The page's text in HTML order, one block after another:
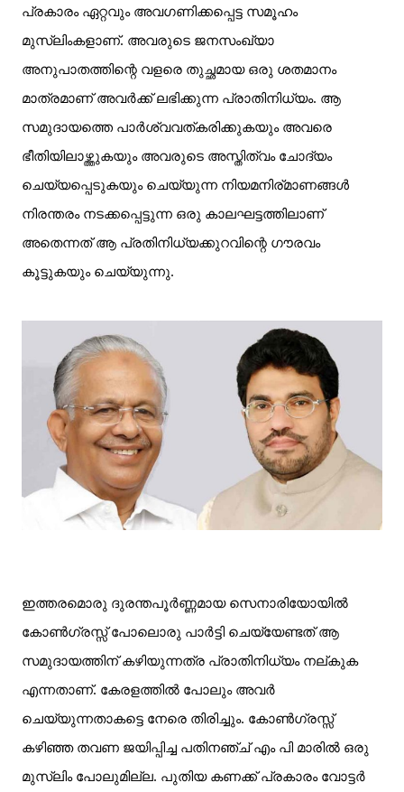
പ്രകാരം ഏറ്റവും അവഗണിക്കപ്പെട്ട സമൂഹം
മുസ്‌ലിംകളാണ്. അവരുടെ ജനസംഖ്യാ
അനുപാതത്തിന്റെ വളരെ തുച്ഛമായ ഒരു ശതമാനം
മാത്രമാണ് അവർക്ക് ലഭിക്കുന്ന പ്രാതിനിധ്യം. ആ
സമുദായത്തെ പാർശ്വവത്കരിക്കുകയും അവരെ
ഭീതിയിലാഴ്ത്തുകയും അവരുടെ അസ്തിത്വം ചോദ്യം
ചെയ്യപ്പെടുകയും ചെയ്യുന്ന നിയമനിര്മാണങ്ങൾ
നിരന്തരം നടക്കപ്പെട്ടുന്ന ഒരു കാലഘട്ടത്തിലാണ്
അതെന്നത് ആ പ്രതിനിധ്യക്കുറവിന്റെ ഗൗരവം
കൂട്ടുകയും ചെയ്യുന്നു.
ഇത്തരമൊരു ദുരന്തപൂർണ്ണമായ സെനാരിയോയിൽ
കോൺഗ്രസ്സ് പോലൊരു പാർട്ടി ചെയ്യേണ്ടത് ആ
സമുദായത്തിന് കഴിയുന്നത്ര പ്രാതിനിധ്യം നല്കുക
എന്നതാണ്. കേരളത്തിൽ പോലും അവർ
ചെയ്യുന്നതാകട്ടെ നേരെ തിരിച്ചും. കോൺഗ്രസ്സ്
കഴിഞ്ഞ തവണ ജയിപ്പിച്ച പതിനഞ്ച് എം പി മാരിൽ ഒരു
മുസ്‌ലിം പോലുമില്ല. പുതിയ കണക്ക് പ്രകാരം വോട്ടർ